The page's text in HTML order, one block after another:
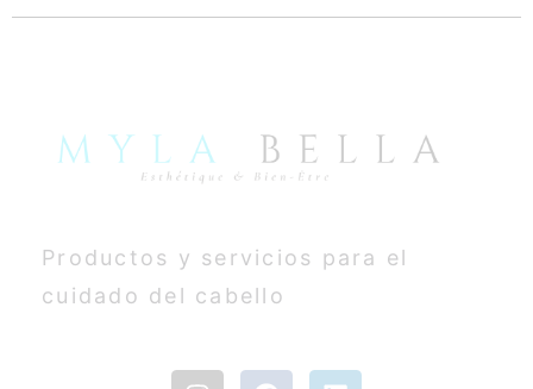
Productos y servicios para el
cuidado del cabello